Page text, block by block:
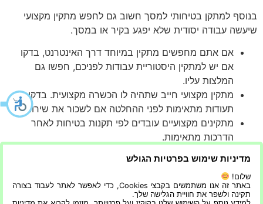
בנוסף למתקן בטיחותי למסך חשוב גם לחפש מתקין מקצועי
שיעשה עבודה יסודית שלא יפגע בקיר או במסך.
אם אתם מחפשים מתקין במיוחד דרך האינטרנט, בדקו
אם יש למתקין היסטוריית עבודות לפניכם, חפשו גם
המלצות עליו.
מתקין מקצועי חייב שתהיה לו הכשרה מקצועית. בדקו
תעודות מתאימות לפני ההחלטה אם לשכור את שירותיו.
מתקינים מקצועיים עובדים לפי תקנות בטיחות לאחר
הדרכות מתאימות.
האחריות היא כ-6 חודשים אך לעיתים יותר עד שנה.
מתקינים מקצועיים זמינים לרוב התראה קצרה באותו יום או
ביום למחרת, מסכים חדשים ומסכים שחזרו מתיקון צריכים
מדיניות שימוש בפרטיות הגולש
שלום!
באתר זה אנו משתמשים בקבצי Cookies, כדי לאפשר לאתר לעבוד בצורה
תקינה ולשפר את חוויית הגלישה שלך.